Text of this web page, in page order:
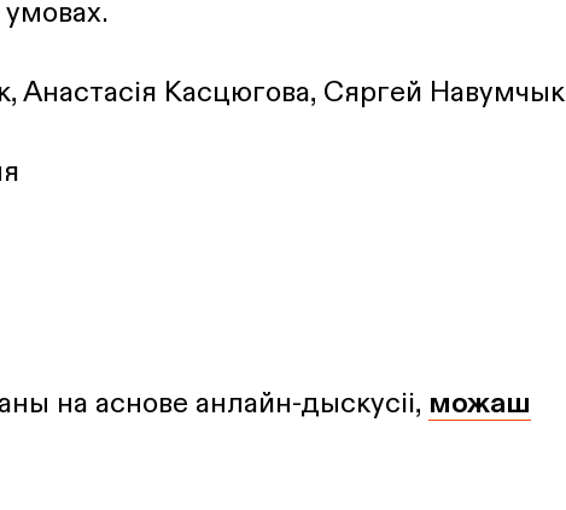
Анастасія Касцюгова, Сяргей Навумчык
на аснове анлайн-дыскусіі, можаш